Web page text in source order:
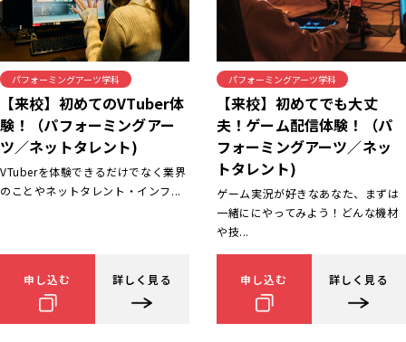
パフォーミングアーツ学科
【来校】初めてのVTuber体
験！（パフォーミングアー
ツ／ネットタレント)
VTuberを体験できるだけでなく業界
のことやネットタレント・インフ...
申し込む 詳しく見る
パフォーミングアーツ学科
【来校】初めてでも大丈
夫！ゲーム配信体験！（パ
フォーミングアーツ／ネッ
トタレント)
ゲーム実況が好きなあなた、まずは
一緒ににやってみよう！どんな機材
や技...
申し込む 詳しく見る